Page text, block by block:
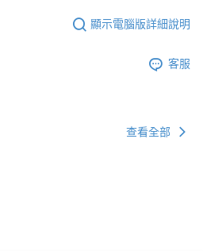
顯示電腦版詳細說明
客服
查看全部